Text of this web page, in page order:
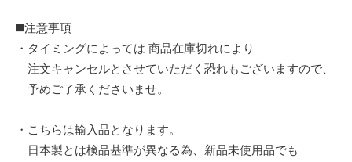
◼️注意事項
・タイミングによっては 商品在庫切れにより
注文キャンセルとさせていただく恐れもございますので、
予めご了承くださいませ。
・こちらは輸入品となります。
日本製とは検品基準が異なる為、新品未使用品でも